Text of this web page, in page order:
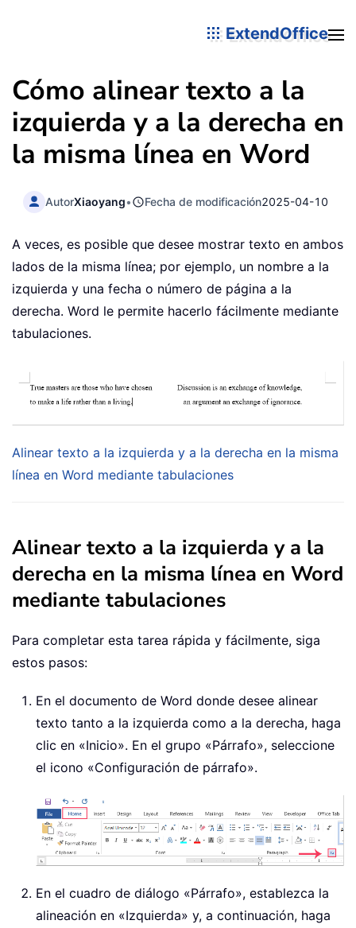
ExtendOffice
Cómo alinear texto a la
izquierda y a la derecha en
la misma línea en Word
AutorXiaoyang• Fecha de modificación2025-04-10
A veces, es posible que desee mostrar texto en ambos
lados de la misma línea; por ejemplo, un nombre a la
izquierda y una fecha o número de página a la
derecha. Word le permite hacerlo fácilmente mediante
tabulaciones.
Alinear texto a la izquierda y a la derecha en la misma
línea en Word mediante tabulaciones
Alinear texto a la izquierda y a la
derecha en la misma línea en Word
mediante tabulaciones
Para completar esta tarea rápida y fácilmente, siga
estos pasos:
En el documento de Word donde desee alinear
texto tanto a la izquierda como a la derecha, haga
clic en «Inicio». En el grupo «Párrafo», seleccione
el icono «Configuración de párrafo».
En el cuadro de diálogo «Párrafo», establezca la
alineación en «Izquierda» y, a continuación, haga